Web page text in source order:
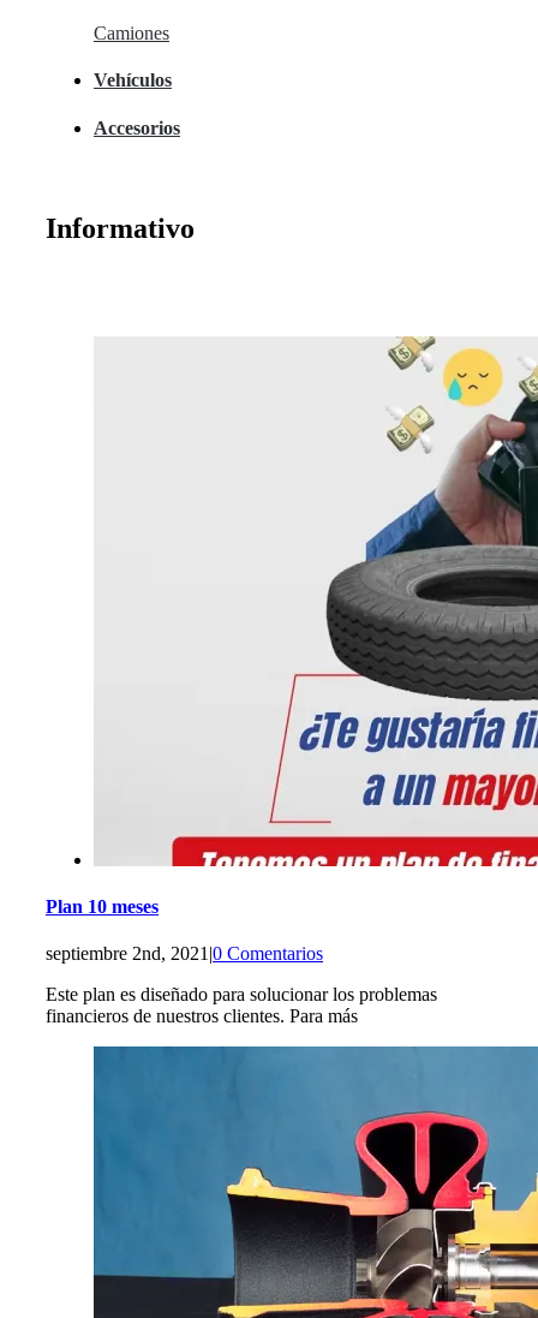
Camiones
Vehículos
Accesorios
Informativo
Plan 10 meses
septiembre 2nd, 2021 |0 Comentarios
Este plan es diseñado para solucionar los problemas
financieros de nuestros clientes. Para más